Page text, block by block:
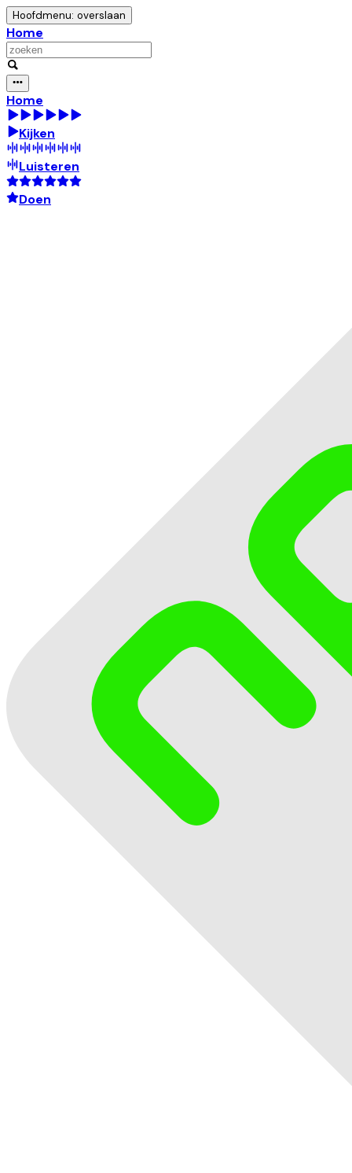
Hoofdmenu: overslaan
Home
Home
Kijken
Luisteren
Doen